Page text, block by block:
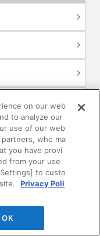
on our web
to analyze our
use of our web
who ma
you have provi
from your use
to custo
Privacy Poli
OK